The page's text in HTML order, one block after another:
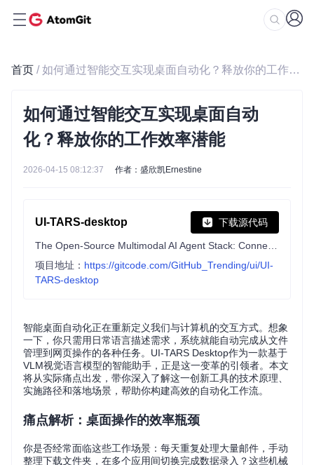
首页 / 如何通过智能交互实现桌面自动化？释放你的工作效率潜能
如何通过智能交互实现桌面自动
化？释放你的工作效率潜能
2026-04-15 08:12:37 作者：盛欣凯Ernestine
UI-TARS-desktop 下载源代码
项目地址： https://gitcode.com/GitHub_Trending/ui/UI-
TARS-desktop
智能桌面自动化正在重新定义我们与计算机的交互方式。想象
一下，你只需用日常语言描述需求，系统就能自动完成从文件
管理到网页操作的各种任务。UI-TARS Desktop作为一款基于
VLM视觉语言模型的智能助手，正是这一变革的引领者。本文
将从实际痛点出发，带你深入了解这一创新工具的技术原理、
实施路径和落地场景，帮助你构建高效的自动化工作流。
痛点解析：桌面操作的效率瓶颈
你是否经常面临这些工作场景：每天重复处理大量邮件，手动
整理下载文件夹，在多个应用间切换完成数据录入？这些机械